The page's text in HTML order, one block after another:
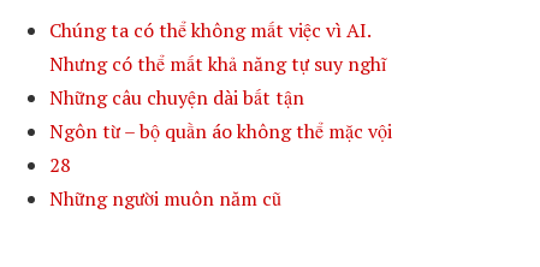
Chúng ta có thể không mất việc vì AI.
Nhưng có thể mất khả năng tự suy nghĩ
Những câu chuyện dài bất tận
Ngôn từ – bộ quần áo không thể mặc vội
28
Những người muôn năm cũ